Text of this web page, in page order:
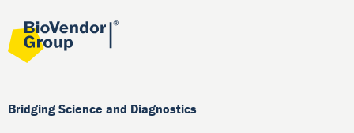
Bridging Science and Diagnostics